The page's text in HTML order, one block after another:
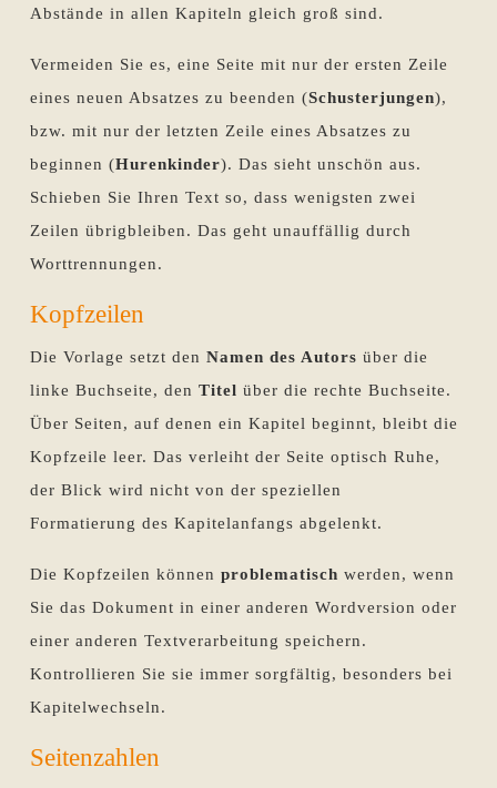
Abstände in allen Kapiteln gleich groß sind.
Vermeiden Sie es, eine Seite mit nur der ersten Zeile
eines neuen Absatzes zu beenden (Schusterjungen),
bzw. mit nur der letzten Zeile eines Absatzes zu
beginnen (Hurenkinder). Das sieht unschön aus.
Schieben Sie Ihren Text so, dass wenigsten zwei
Zeilen übrigbleiben. Das geht unauffällig durch
Worttrennungen.
Kopfzeilen
Die Vorlage setzt den Namen des Autors über die
linke Buchseite, den Titel über die rechte Buchseite.
Über Seiten, auf denen ein Kapitel beginnt, bleibt die
Kopfzeile leer. Das verleiht der Seite optisch Ruhe,
der Blick wird nicht von der speziellen
Formatierung des Kapitelanfangs abgelenkt.
Die Kopfzeilen können problematisch werden, wenn
Sie das Dokument in einer anderen Wordversion oder
einer anderen Textverarbeitung speichern.
Kontrollieren Sie sie immer sorgfältig, besonders bei
Kapitelwechseln.
Seitenzahlen